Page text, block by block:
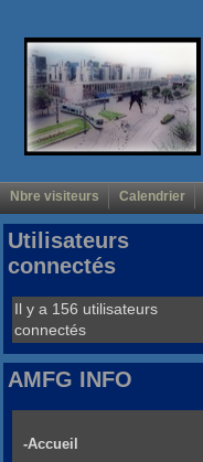
Nbre visiteurs Calendrier
Utilisateurs
connectés
Il y a 156 utilisateurs
connectés
AMFG INFO
-Accueil